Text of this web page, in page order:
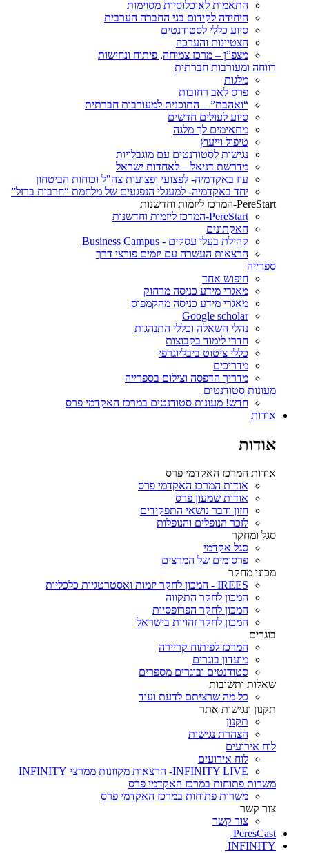
התאמות לאוכלוסיות מסוימות
היחידה לקידום בני החברה הערבית
סיוע כללי לסטודנטים
הצטיינות והערכה
מצפ”ן – מרכז צמיחה, פיתוח ונחישות
רווחה ומעורבות חברתית
מלגות
פרס לאב רחובות
“ואהבת” – התוכנית למעורבות חברתית
סיוע לעולים חדשים
מתאימים לך מלגה
טיפול וייעוץ
נגישות לסטודנטים עם מוגבלויות
מדרשת דניאל – לאחדות ישראל
עוז באקדמיה- לפצועי ופצועות צה"ל וכוחות הביטחון
יחד באקדמיה- למעגלי הנפגעים של מלחמת “חרבות ברזל”
PereStart-המרכז ליזמות וחדשנות
PereStart-המרכז ליזמות וחדשנות
האקתונים
קהילת בעלי עסקים - Business Campus
הרצאות העשרה עם יזמים פורצי דרך
ספרייה
חיפוש אחד
מאגרי מידע כניסה מרחוק
מאגרי מידע כניסה מהקמפוס
Google scholar
נהלי השאלה וכללי התנהגות
חדרי לימוד בקבוצות
כללי ציטוט ביבליוגרפי
מדריכים
מדריך הדפסה וצילום בספרייה
מעונות סטודנטים
חדש! מעונות סטודנטים במרכז האקדמי פרס
אודות
אודות
אודות המרכז האקדמי פרס
אודות המרכז האקדמי פרס
אודות שמעון פרס
חזון ודבר נושאי התפקידים
לזכר הנופלים והנופלות
סגל ומחקר
סגל אקדמי
פרסומים של המרצים
מכוני מחקר
IREES - המכון לחקר יזמות ואסטרטגיות כלכליות
המכון לחקר התקווה
המכון לחקר הפרופסיות
המכון לחקר זהויות בישראל
בוגרים
המרכז לפיתוח קריירה
מועדון בוגרים
סטודנטים ובוגרים מספרים
שאלות ותשובות
כל מה שרציתם לדעת ועוד
תקנון ונגישות אתר
תקנון
הצהרת נגישות
לוח אירועים
לוח אירועים
INFINITY LIVE- הרצאות מקוונות ממרצי INFINITY
משרות פתוחות במרכז האקדמי פרס
משרות פתוחות במרכז האקדמי פרס
צור קשר
צור קשר
PeresCast
INFINITY